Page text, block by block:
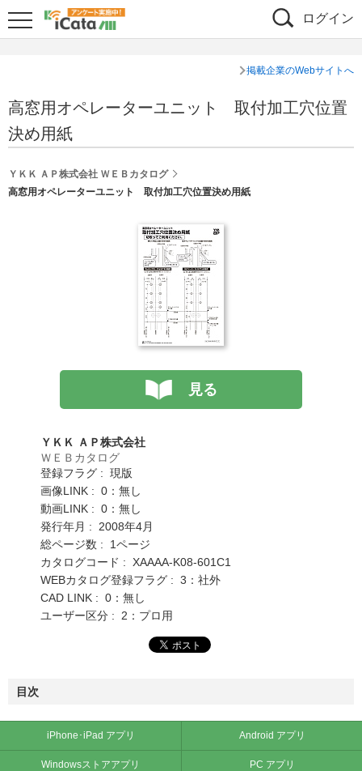
ログイン
掲載企業のWebサイトへ
高窓用オペレーターユニット 取付加工穴位置
決め用紙
ＹＫＫ ＡＰ株式会社 ＷＥＢカタログ
高窓用オペレーターユニット 取付加工穴位置決め用紙
見る
ＹＫＫ ＡＰ株式会社
ＷＥＢカタログ
登録フラグ : 現版
画像LINK : 0：無し
動画LINK : 0：無し
発行年月 : 2008年4月
総ページ数 : 1ページ
カタログコード : XAAAA-K08-601C1
WEBカタログ登録フラグ : 3：社外
CAD LINK : 0：無し
ユーザー区分 : 2：プロ用
目次
iPhone･iPad アプリ Android アプリ
Windowsストアアプリ PC アプリ